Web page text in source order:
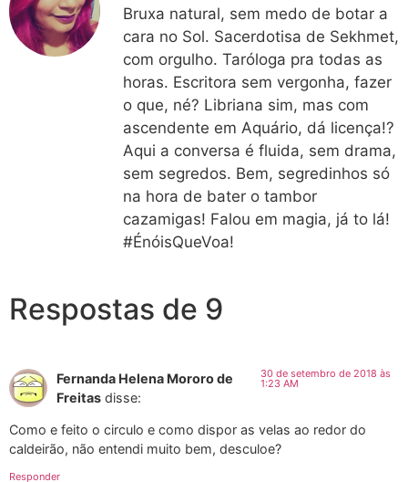
Bruxa natural, sem medo de botar a
cara no Sol. Sacerdotisa de Sekhmet,
com orgulho. Taróloga pra todas as
horas. Escritora sem vergonha, fazer
o que, né? Libriana sim, mas com
ascendente em Aquário, dá licença!?
Aqui a conversa é fluida, sem drama,
sem segredos. Bem, segredinhos só
na hora de bater o tambor
cazamigas! Falou em magia, já to lá!
#ÉnóisQueVoa!
Respostas de 9
Fernanda Helena Mororo de
Freitas disse:
30 de setembro de 2018 às
1:23 AM
Como e feito o circulo e como dispor as velas ao redor do
caldeirão, não entendi muito bem, desculoe?
Responder